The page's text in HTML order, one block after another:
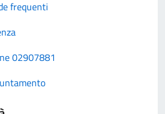
frequenti
02907881